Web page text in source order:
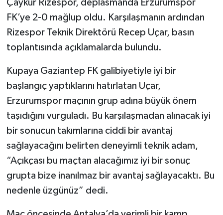
Çaykur Rizespor, deplasmanda Erzurumspor
FK’ye 2-0 mağlup oldu. Karşılaşmanın ardından
Rizespor Teknik Direktörü Recep Uçar, basın
toplantısında açıklamalarda bulundu.
Kupaya Gaziantep FK galibiyetiyle iyi bir
başlangıç yaptıklarını hatırlatan Uçar,
Erzurumspor maçının grup adına büyük önem
taşıdığını vurguladı. Bu karşılaşmadan alınacak iyi
bir sonucun takımlarına ciddi bir avantaj
sağlayacağını belirten deneyimli teknik adam,
“Açıkçası bu maçtan alacağımız iyi bir sonuç
grupta bize inanılmaz bir avantaj sağlayacaktı. Bu
nedenle üzgünüz” dedi.
Türkiye Basketbol Ligi
Kadınlar Basketbol Ligi
Diğer Basketbol Ligleri
Formula 1
Hentbol
At Yarışı